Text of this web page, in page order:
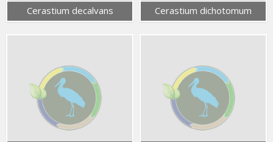
Cerastium decalvans Cerastium dichotomum